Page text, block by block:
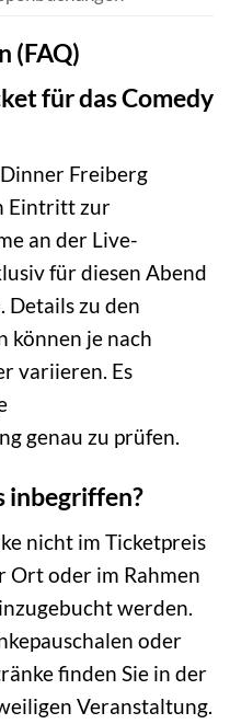
(FAQ)
für das Comedy
Freiberg
Eintritt zur
an der Live-
für diesen Abend
Details zu den
können je nach
variieren. Es
genau zu prüfen.
inbegriffen?
nicht im Ticketpreis
Ort oder im Rahmen
werden.
oder
finden Sie in der
Veranstaltung.